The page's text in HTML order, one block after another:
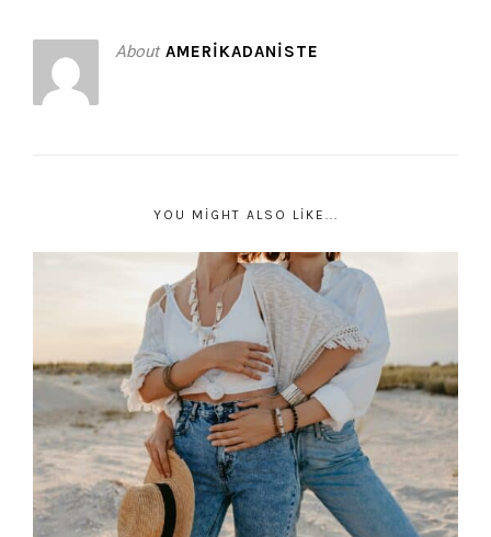
About AMERIKADANISTE
YOU MIGHT ALSO LIKE...